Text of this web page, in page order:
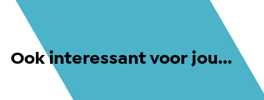
Ook interessant voor jou...